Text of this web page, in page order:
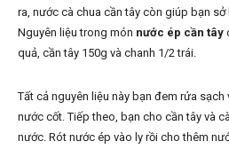
ra, nước cà chua cần tây còn giúp bạn
Nguyên liệu trong món nước ép cần tây
quả, cần tây 150g và chanh 1/2 trái.
Tất cả nguyên liệu này bạn đem rửa
nước cốt. Tiếp theo, bạn cho cần tây và
nước. Rót nước ép vào ly rồi cho thêm